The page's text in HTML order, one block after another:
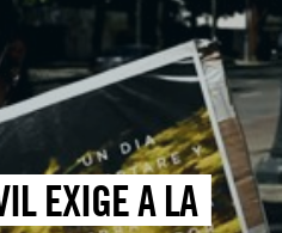
EXIGE A LA